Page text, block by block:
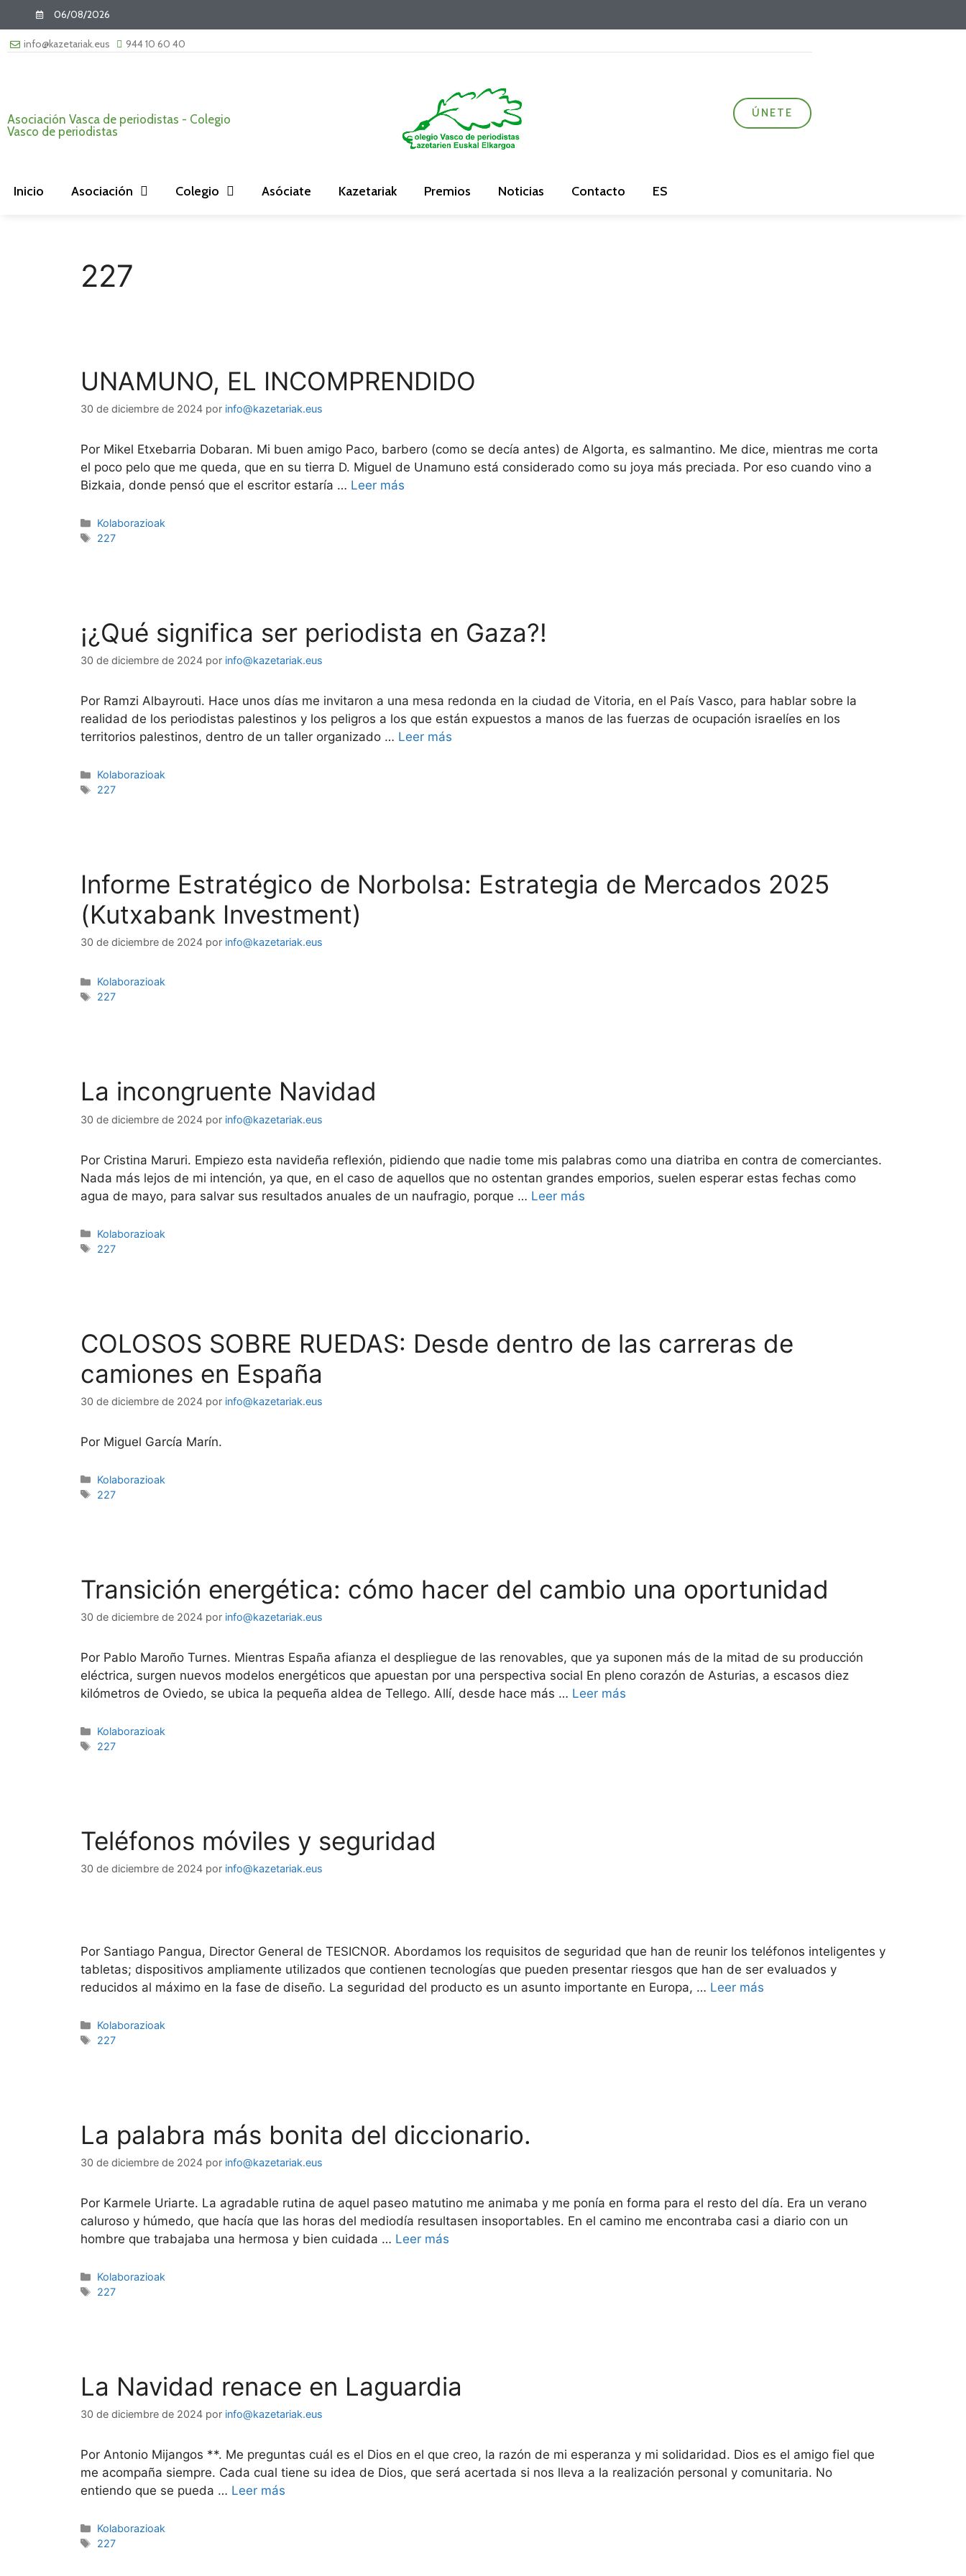
06/08/2026
info@kazetariak.eus 944 10 60 40
Asociación Vasca de periodistas - Colegio
Vasco de periodistas
ÚNETE
Inicio Asociación Colegio Asóciate Kazetariak Premios Noticias Contacto ES
227
UNAMUNO, EL INCOMPRENDIDO
30 de diciembre de 2024 por info@kazetariak.eus
Por Mikel Etxebarria Dobaran. Mi buen amigo Paco, barbero (como se decía antes) de Algorta, es salmantino. Me dice, mientras me corta
el poco pelo que me queda, que en su tierra D. Miguel de Unamuno está considerado como su joya más preciada. Por eso cuando vino a
Bizkaia, donde pensó que el escritor estaría … Leer más
Kolaborazioak
227
¡¿Qué significa ser periodista en Gaza?!
30 de diciembre de 2024 por info@kazetariak.eus
Por Ramzi Albayrouti. Hace unos días me invitaron a una mesa redonda en la ciudad de Vitoria, en el País Vasco, para hablar sobre la
realidad de los periodistas palestinos y los peligros a los que están expuestos a manos de las fuerzas de ocupación israelíes en los
territorios palestinos, dentro de un taller organizado … Leer más
Kolaborazioak
227
Informe Estratégico de Norbolsa: Estrategia de Mercados 2025
(Kutxabank Investment)
30 de diciembre de 2024 por info@kazetariak.eus
Kolaborazioak
227
La incongruente Navidad
30 de diciembre de 2024 por info@kazetariak.eus
Por Cristina Maruri. Empiezo esta navideña reflexión, pidiendo que nadie tome mis palabras como una diatriba en contra de comerciantes.
Nada más lejos de mi intención, ya que, en el caso de aquellos que no ostentan grandes emporios, suelen esperar estas fechas como
agua de mayo, para salvar sus resultados anuales de un naufragio, porque … Leer más
Kolaborazioak
227
COLOSOS SOBRE RUEDAS: Desde dentro de las carreras de
camiones en España
30 de diciembre de 2024 por info@kazetariak.eus
Por Miguel García Marín.
Kolaborazioak
227
Transición energética: cómo hacer del cambio una oportunidad
30 de diciembre de 2024 por info@kazetariak.eus
Por Pablo Maroño Turnes. Mientras España afianza el despliegue de las renovables, que ya suponen más de la mitad de su producción
eléctrica, surgen nuevos modelos energéticos que apuestan por una perspectiva social En pleno corazón de Asturias, a escasos diez
kilómetros de Oviedo, se ubica la pequeña aldea de Tellego. Allí, desde hace más … Leer más
Kolaborazioak
227
Teléfonos móviles y seguridad
30 de diciembre de 2024 por info@kazetariak.eus
Por Santiago Pangua, Director General de TESICNOR. Abordamos los requisitos de seguridad que han de reunir los teléfonos inteligentes y
tabletas; dispositivos ampliamente utilizados que contienen tecnologías que pueden presentar riesgos que han de ser evaluados y
reducidos al máximo en la fase de diseño. La seguridad del producto es un asunto importante en Europa, … Leer más
Kolaborazioak
227
La palabra más bonita del diccionario.
30 de diciembre de 2024 por info@kazetariak.eus
Por Karmele Uriarte. La agradable rutina de aquel paseo matutino me animaba y me ponía en forma para el resto del día. Era un verano
caluroso y húmedo, que hacía que las horas del mediodía resultasen insoportables. En el camino me encontraba casi a diario con un
hombre que trabajaba una hermosa y bien cuidada … Leer más
Kolaborazioak
227
La Navidad renace en Laguardia
30 de diciembre de 2024 por info@kazetariak.eus
Por Antonio Mijangos **. Me preguntas cuál es el Dios en el que creo, la razón de mi esperanza y mi solidaridad. Dios es el amigo fiel que
me acompaña siempre. Cada cual tiene su idea de Dios, que será acertada si nos lleva a la realización personal y comunitaria. No
entiendo que se pueda … Leer más
Kolaborazioak
227